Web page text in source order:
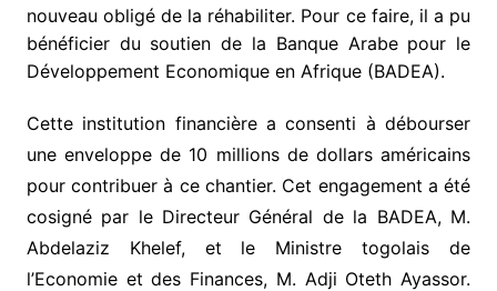
nouveau obligé de la réhabiliter. Pour ce faire, il a pu
bénéficier du soutien de la Banque Arabe pour le
Développement Economique en Afrique (BADEA).
Cette institution financière a consenti à débourser
une enveloppe de 10 millions de dollars américains
pour contribuer à ce chantier. Cet engagement a été
cosigné par le Directeur Général de la BADEA, M.
Abdelaziz Khelef, et le Ministre togolais de
l’Economie et des Finances, M. Adji Oteth Ayassor.